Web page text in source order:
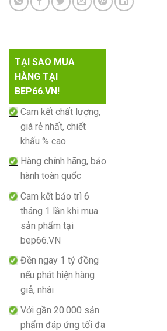
TẠI SAO MUA
HÀNG TẠI
BEP66.VN!
Cam kết chất lượng,
giá rẻ nhất, chiết
khấu % cao
Hàng chính hãng, bảo
hành toàn quốc
Cam kết bảo trì 6
tháng 1 lần khi mua
sản phẩm tại
bep66.VN
Đền ngay 1 tỷ đồng
nếu phát hiện hàng
giả, nhái
Với gần 20.000 sản
phẩm đáp ứng tối đa